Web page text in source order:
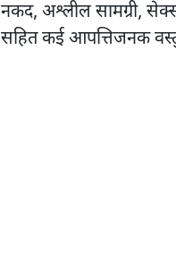
नकद, अश्लील सामग्री,
सहित कई आपत्तिजनक